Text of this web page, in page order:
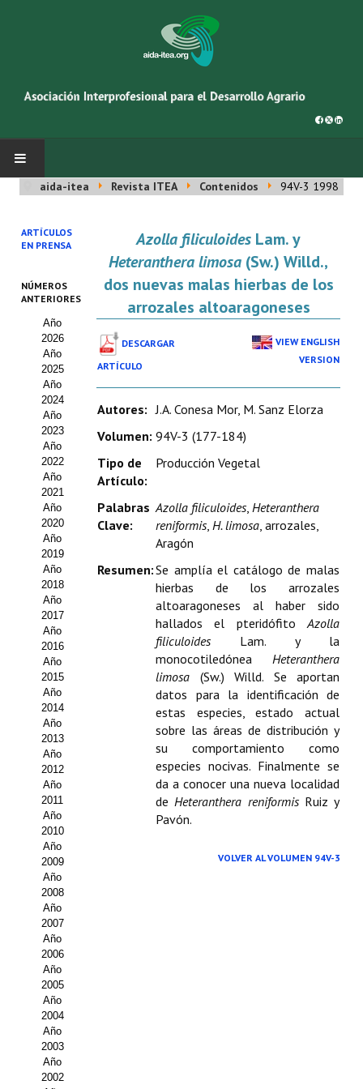
INICIO
SOBRE NOSOTROS
Asociación AIDA
Cincuentenario AIDA
Organigrama
Estatutos
Hacerse socio
Noticias
Galería de Fotos
Web AIDA 2.0
REVISTA ITEA
Presentación ITEA
Equipo Editorial
Leer revista ITEA
Directrices para autores/as
Políticas Editoriales
Propuesta Volumen Especial
Sello Calidad FECYT
Premio Prensa Agraria
Buscador de Artículos
JORNADAS AIDA
Presentación Jornadas
Comunicaciones
Jornadas PAM 2026
Premio Jóvenes Investigadores
Buscador de Comunicaciones
aida-itea Revista ITEA Contenidos 94V-3 1998
ARTÍCULOS
EN PRENSA
NÚMEROS
ANTERIORES
Año
2026
Año
2025
Año
2024
Año
2023
Año
2022
Año
2021
Año
2020
Año
2019
Año
2018
Año
2017
Año
2016
Año
2015
Año
2014
Año
2013
Año
2012
Año
2011
Año
2010
Año
2009
Año
2008
Año
2007
Año
2006
Año
2005
Año
2004
Año
2003
Año
2002
Azolla filiculoides Lam. y
Heteranthera limosa (Sw.) Willd.,
dos nuevas malas hierbas de los
arrozales altoaragoneses
DESCARGAR
ARTÍCULO
VIEW ENGLISH
VERSION
Autores: J.A. Conesa Mor, M. Sanz Elorza
Volumen: 94V-3 (177-184)
Tipo de
Artículo:
Producción Vegetal
Palabras
Clave:
Azolla filiculoides, Heteranthera
reniformis, H. limosa, arrozales,
Aragón
Resumen:Se amplía el catálogo de malas
hierbas de los arrozales
altoaragoneses al haber sido
hallados el pteridófitoAzolla
filiculoides Lam. y la
monocotiledónea Heteranthera
limosa (Sw.) Willd. Se aportan
datos para la identificación de
estas especies, estado actual
sobre las áreas de distribución y
su comportamiento como
especies nocivas. Finalmente se
da a conocer una nueva localidad
deHeteranthera reniformisRuiz y
Pavón.
VOLVER AL VOLUMEN 94V-3